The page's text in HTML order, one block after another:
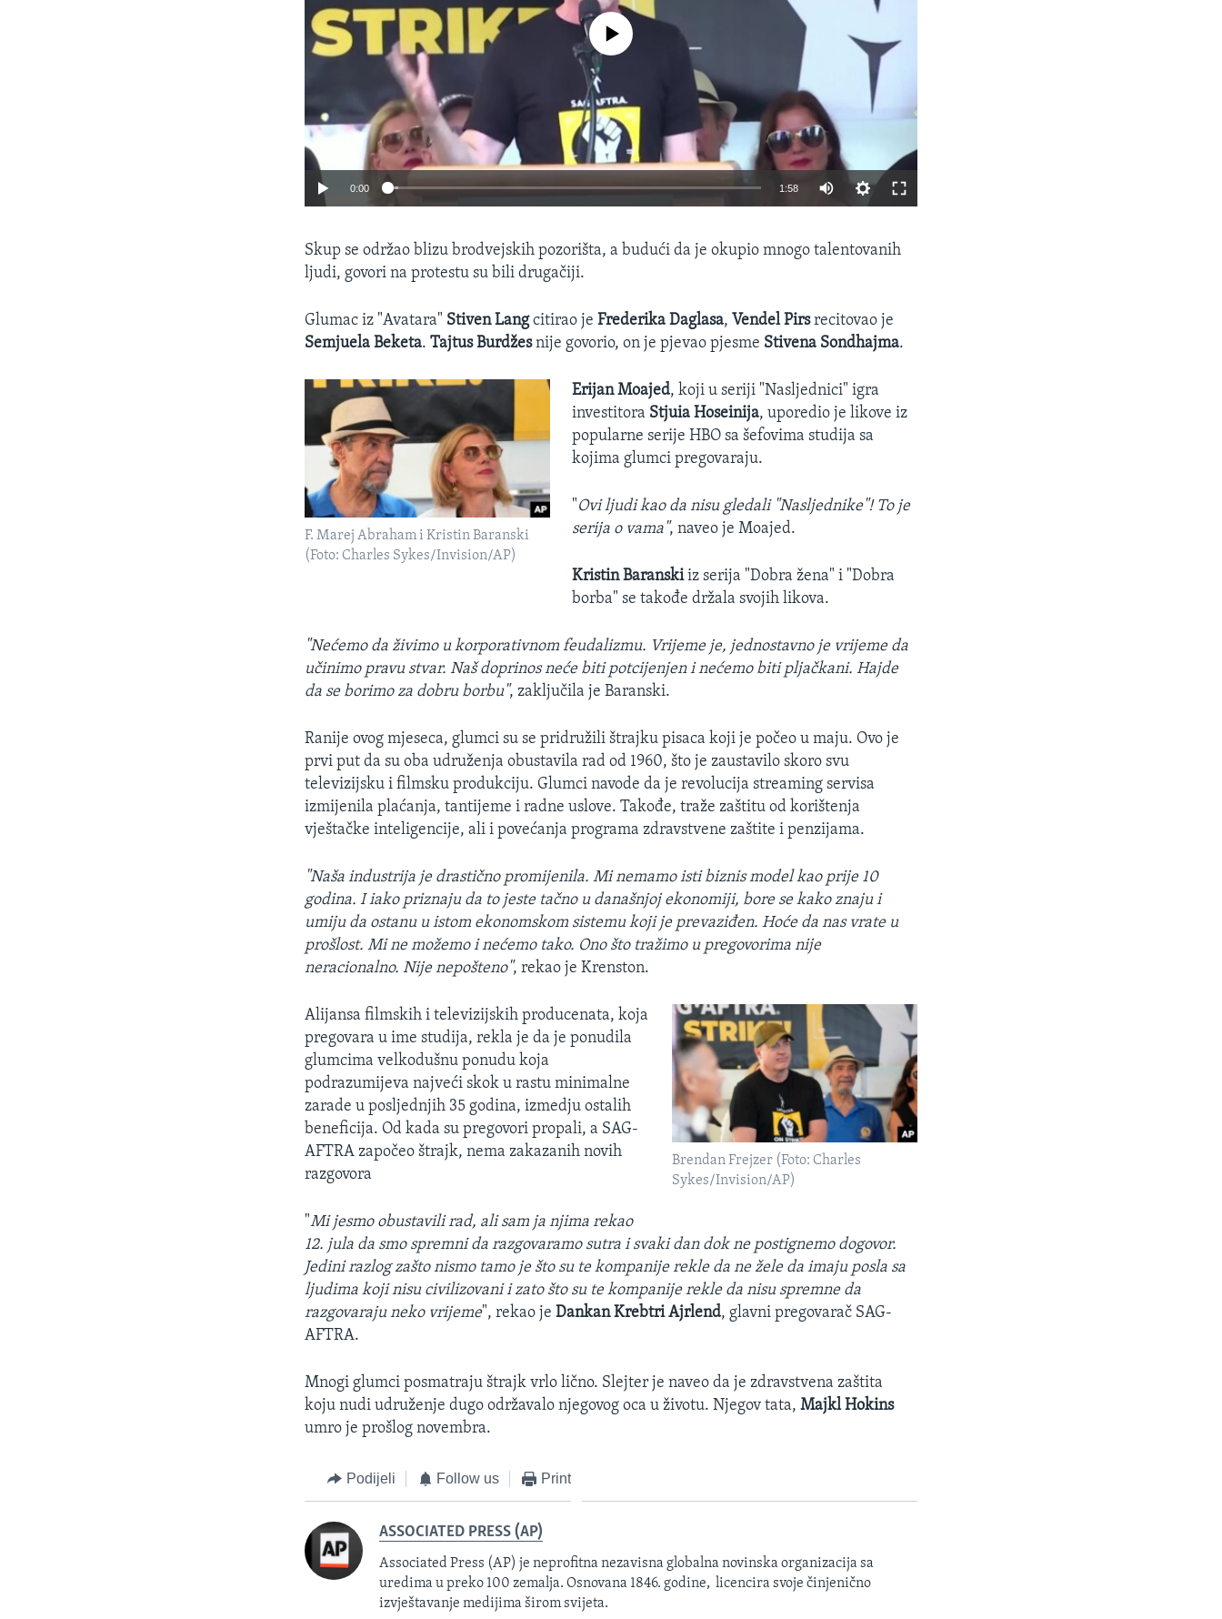
No media source currently available
0:00 1:58
Skup se održao blizu brodvejskih pozorišta, a budući da je okupio mnogo talentovanih
ljudi, govori na protestu su bili drugačiji.
Glumac iz "Avatara" Stiven Langcitirao jeFrederika Daglasa, Vendel Pirsrecitovao je
Semjuela Beketa.Tajtus Burdžesnije govorio, on je pjevao pjesme Stivena Sondhajma.
F. Marej Abraham i Kristin Baranski
(Foto: Charles Sykes/Invision/AP)
Erijan Moajed, koji u seriji "Nasljednici" igra
investitora Stjuia Hoseinija, uporedio je likove iz
popularne serije HBO sa šefovima studija sa
kojima glumci pregovaraju.
"Ovi ljudi kao da nisu gledali "Nasljednike"! To je
serija o vama", naveo je Moajed.
Kristin Baranskiiz serija "Dobra žena" i "Dobra
borba" se takođe držala svojih likova.
"Nećemo da živimo u korporativnom feudalizmu. Vrijeme je, jednostavno je vrijeme da
učinimo pravu stvar. Naš doprinos neće biti potcijenjen i nećemo biti pljačkani. Hajde
da se borimo za dobru borbu", zaključila je Baranski.
Ranije ovog mjeseca, glumci su se pridružili štrajku pisaca koji je počeo u maju. Ovo je
prvi put da su oba udruženja obustavila rad od 1960, što je zaustavilo skoro svu
televizijsku i filmsku produkciju. Glumci navode da je revolucija streaming servisa
izmijenila plaćanja, tantijeme i radne uslove. Takođe, traže zaštitu od korištenja
vještačke inteligencije, ali i povećanja programa zdravstvene zaštite i penzijama.
"Naša industrija je drastično promijenila. Mi nemamo isti biznis model kao prije 10
godina. I iako priznaju da to jeste tačno u današnjoj ekonomiji, bore se kako znaju i
umiju da ostanu u istom ekonomskom sistemu koji je prevaziđen. Hoće da nas vrate u
prošlost. Mi ne možemo i nećemo tako. Ono što tražimo u pregovorima nije
neracionalno. Nije nepošteno", rekao je Krenston.
Brendan Frejzer (Foto: Charles
Sykes/Invision/AP)
Alijansa filmskih i televizijskih producenata, koja
pregovara u ime studija, rekla je da je ponudila
glumcima velkodušnu ponudu koja
podrazumijeva najveći skok u rastu minimalne
zarade u posljednjih 35 godina, izmedju ostalih
beneficija. Od kada su pregovori propali, a SAG-
AFTRA započeo štrajk, nema zakazanih novih
razgovora
"Mi jesmo obustavili rad, ali sam ja njima rekao
12. jula da smo spremni da razgovaramo sutra i svaki dan dok ne postignemo dogovor.
Jedini razlog zašto nismo tamo je što su te kompanije rekle da ne žele da imaju posla sa
ljudima koji nisu civilizovani i zato što su te kompanije rekle da nisu spremne da
razgovaraju neko vrijeme", rekao jeDankan Krebtri Ajrlend, glavni pregovarač SAG-
AFTRA.
Mnogi glumci posmatraju štrajk vrlo lično. Slejter je naveo da je zdravstvena zaštita
koju nudi udruženje dugo održavalo njegovog oca u životu. Njegov tata,Majkl Hokins
umro je prošlog novembra.
Podijeli Follow us Print
ASSOCIATED PRESS (AP)
Associated Press (AP) je neprofitna nezavisna globalna novinska organizacija sa
uredima u preko 100 zemalja. Osnovana 1846. godine, licencira svoje činjenično
izvještavanje medijima širom svijeta.